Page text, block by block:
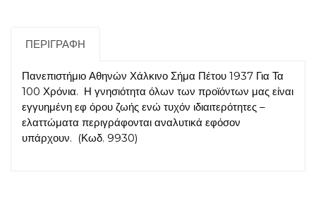
Χρόνια
ΠΕΡΙΓΡΑΦΉ
Πανεπιστήμιο Αθηνών Χάλκινο Σήμα Πέτου 1937 Για Τα
100 Χρόνια. Η γνησιότητα όλων των προϊόντων μας είναι
εγγυημένη εφ όρου ζωής ενώ τυχόν ιδιαιτερότητες –
ελαττώματα περιγράφονται αναλυτικά εφόσον
υπάρχουν. (Κωδ. 9930)